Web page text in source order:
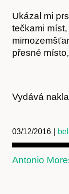
Ukázal mi
tečkami
přesné
Vydává
03/12/2016
Antonio